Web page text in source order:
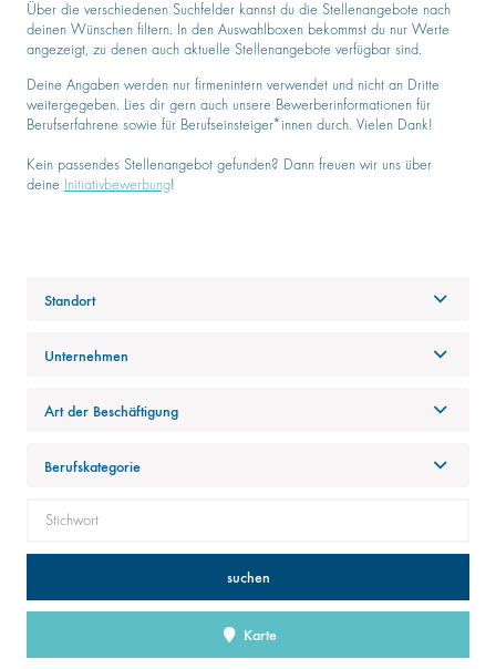
Über die verschiedenen Suchfelder kannst du die Stellenangebote nach
deinen Wünschen filtern. In den Auswahlboxen bekommst du nur Werte
angezeigt, zu denen auch aktuelle Stellenangebote verfügbar sind.
Deine Angaben werden nur firmenintern verwendet und nicht an Dritte
weitergegeben. Lies dir gern auch unsere Bewerberinformationen für
Berufserfahrene sowie für Berufseinsteiger*innen durch. Vielen Dank!
Kein passendes Stellenangebot gefunden? Dann freuen wir uns über
deine
Initiativbewerbung!
Standort
Unternehmen
Art der Beschäftigung
Berufskategorie
Karte
suchen